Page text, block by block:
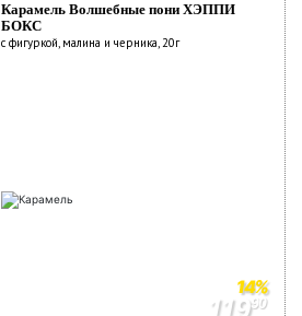
Карамель Волшебные пони ХЭППИ
БОКС
с фигуркой, малина и черника, 20г
14%
11990